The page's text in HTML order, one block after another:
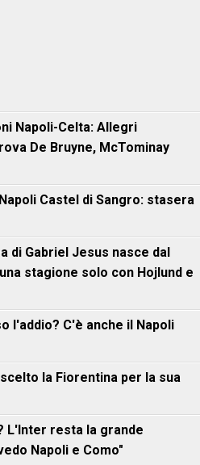
Napoli-Celta: Allegri
De Bruyne, McTominay
Castel di Sangro: stasera
di Gabriel Jesus nasce dal
stagione solo con Hojlund e
l'addio? C'è anche il Napoli
la Fiorentina per la sua
L'Inter resta la grande
Napoli e Como"